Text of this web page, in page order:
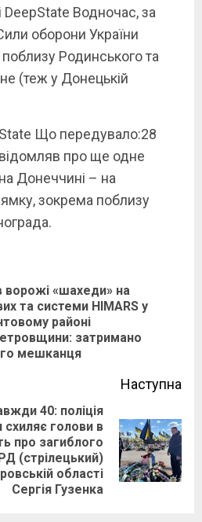
DeepState Водночас, за
оборони України
Родинського та
(теж у Донецькій
Що передувало:28
про ще одне
Донеччині – на
зокрема поблизу
ворожі «шахеди» на
та системи HIMARS у
районі
затримано
мешканця
Наступна
40: поліція
голови в
про загиблого
(стрілецький)
області
Сергія Гузенка